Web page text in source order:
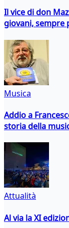
Il vice di don
giovani, sempre
Musica
Addio a
storia della
Attualità
Al via la XI